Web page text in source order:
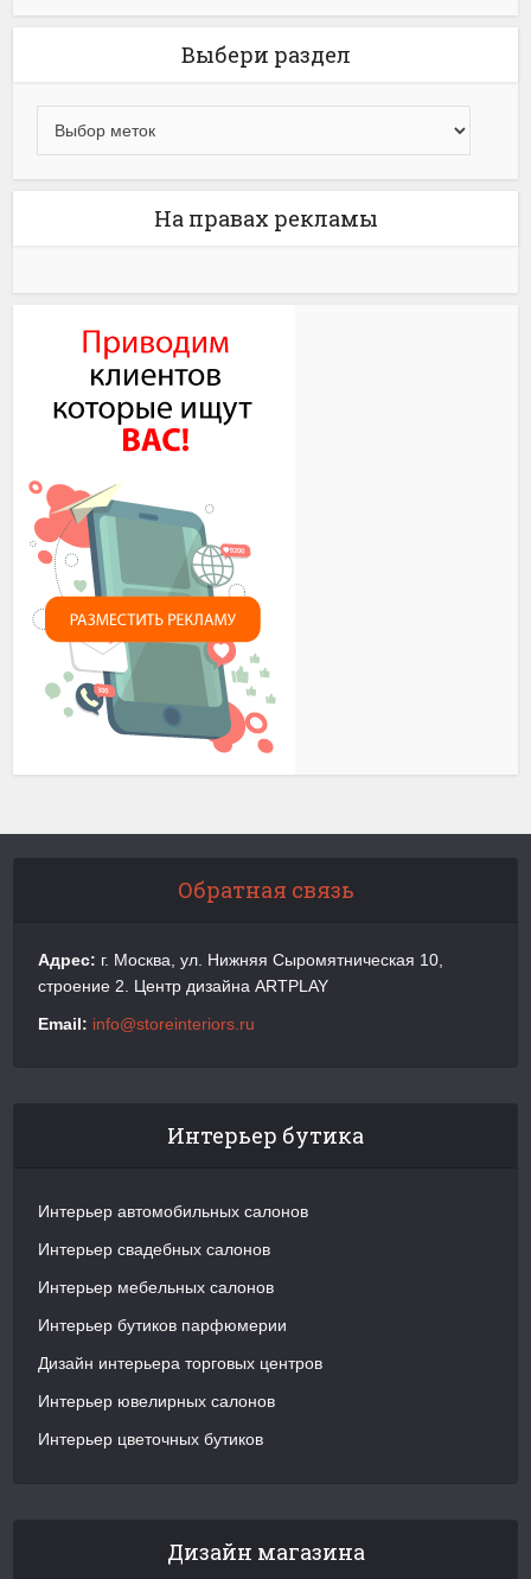
Выбери раздел
На правах рекламы
Обратная связь
Адрес: г. Москва, ул. Нижняя Сыромятническая 10,
строение 2. Центр дизайна ARTPLAY
Email: info@storeinteriors.ru
Интерьер бутика
Интерьер автомобильных салонов
Интерьер свадебных салонов
Интерьер мебельных салонов
Интерьер бутиков парфюмерии
Дизайн интерьера торговых центров
Интерьер ювелирных салонов
Интерьер цветочных бутиков
Дизайн магазина